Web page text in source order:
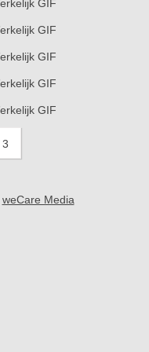
3
weCare Media